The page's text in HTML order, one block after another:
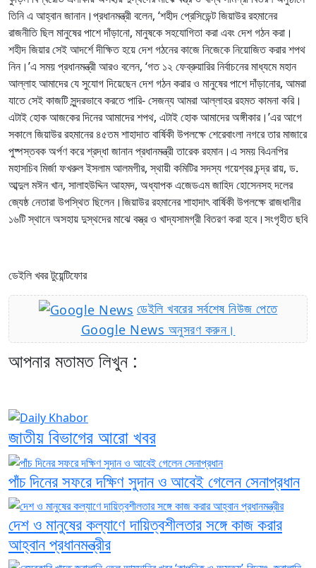
তিনি এ আহ্বান জানান।প্রধানমন্ত্রী বলেন, ‘শহীদ প্রেসিডেন্ট জিয়াউর রহমানের
রাজনীতি ছিল মানুষের পাশে দাঁড়ানো, মানুষকে সহযোগিতা করা এবং দেশ গঠন করা।
শহীদ জিয়ার সেই আদর্শে দীক্ষিত হয়ে দেশ গঠনের কাজে নিজেকে নিয়োজিত করার শপথ
নিন।’এ সময় প্রধানমন্ত্রী আরও বলেন, ‘গত ১২ ফেব্রুয়ারির নির্বাচনের মাধ্যমে মহান
আল্লাহ আমাদের যে সুযোগ দিয়েছেন দেশ গঠন করার ও মানুষের পাশে দাঁড়ানোর, আমরা
যাতে সেই কাজটি সুন্দরভাবে করতে পারি- সেজন্য আমরা আল্লাহর রহমত কামনা করি।
এটাই হোক আজকের দিনের আমাদের শপথ, এটাই হোক আমাদের অঙ্গীকার।’এর আগে
সকালে জিয়াউর রহমানের ৪৫তম শাহাদাত বার্ষিকী উপলক্ষে শেরেবাংলা নগরে তার মাজারে
পুষ্পস্তবক অর্পণ করে শ্রদ্ধা জানান প্রধানমন্ত্রী তারেক রহমান।এ সময় বিএনপির
মহাসচিব মির্জা ফখরুল ইসলাম আলমগীর, স্থায়ী কমিটির সদস্য গয়েশ্বর চন্দ্র রায়, ড.
আব্দুল মঈন খান, সালাহউদ্দিন আহমদ, অধ্যাপক এজেডএম জাহিদ হোসেনসহ দলের
জ্যেষ্ঠ নেতারা উপস্থিত ছিলেন।জিয়াউর রহমানের শাহাদাৎ বার্ষিকী উপলক্ষে রাজধানীর
১৬টি স্থানে অসহায় দুস্থদের মাঝে বস্ত্র ও খাদ্যসামগ্রী বিতরণ করা হবে।সংগৃহীত ছবি
ডেইলি খবর টুয়েন্টিফোর
ডেইলি খবরের সর্বশেষ নিউজ পেতে
Google News অনুসরণ করুন।
আপনার মতামত লিখুন :
জাতীয় বিভাগের আরো খবর
পাঁচ দিনের সফরে দক্ষিণ সুদান ও আবেই গেলেন সেনাপ্রধান
দেশ ও মানুষের কল্যাণে দায়িত্বশীলতার সঙ্গে কাজ করার
আহ্বান প্রধানমন্ত্রীর